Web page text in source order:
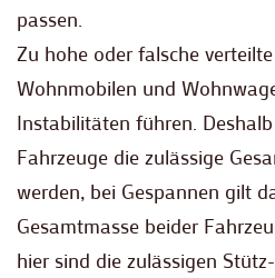
passen.
Zu hohe oder falsche
Wohnmobilen und
Instabilitäten führen.
Fahrzeuge die zulässige
werden, bei Gespannen gilt
Gesamtmasse beider
hier sind die zulässigen